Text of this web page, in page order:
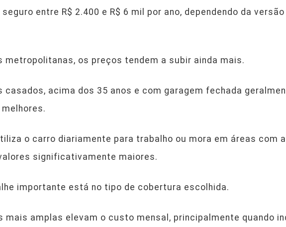
entre R$ 2.400 e R$ 6 mil por ano, dependendo da
metropolitanas, os preços tendem a subir ainda mais.
casados, acima dos 35 anos e com garagem fechada
o carro diariamente para trabalho ou mora em áreas com
significativamente maiores.
importante está no tipo de cobertura escolhida.
mais amplas elevam o custo mensal, principalmente quando